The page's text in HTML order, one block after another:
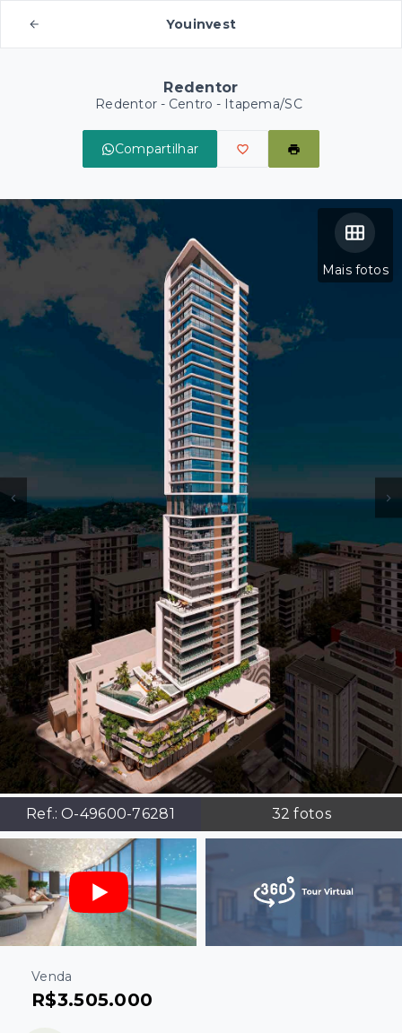
Youinvest
Redentor
Redentor - Centro - Itapema/SC
Compartilhar
Mais fotos
Ref.:O-49600-76281 32 fotos
Venda
R$3.505.000